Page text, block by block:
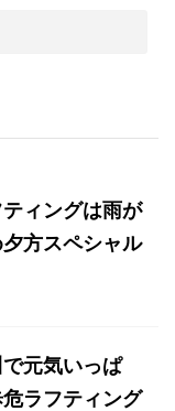
ィングは雨が
方スペシャル
元気いっぱ
ラフティング